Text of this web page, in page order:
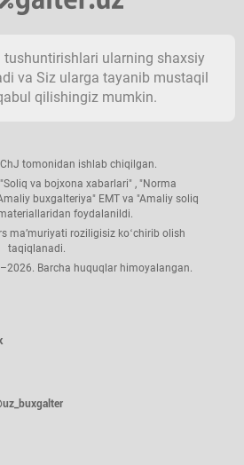
tushuntirishlari ularning shaхsiy
va Siz ularga tayanib mustaqil
qilishingiz mumkin.
tomonidan ishlab chiqilgan.
va bojхona хabarlari" , "Norma
buхgalteriya" EMT va "Amaliy soliq
foydalanildi.
ma’muriyati roziligisiz koʻchirib olish
taqiqlanadi.
Barcha huquqlar himoyalangan.